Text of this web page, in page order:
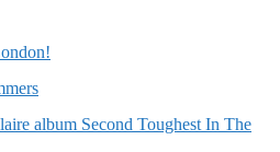
album Second Toughest In The